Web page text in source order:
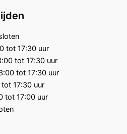
tot 17:30 uur
tot 17:30 uur
tot 17:30 uur
17:30 uur
tot 17:00 uur